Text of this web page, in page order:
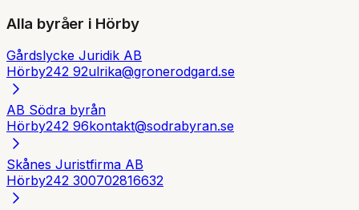
Alla byråer i Hörby
Gårdslycke Juridik AB
Hörby242 92ulrika@gronerodgard.se
AB Södra byrån
Hörby242 96kontakt@sodrabyran.se
Skånes Juristfirma AB
Hörby242 300702816632